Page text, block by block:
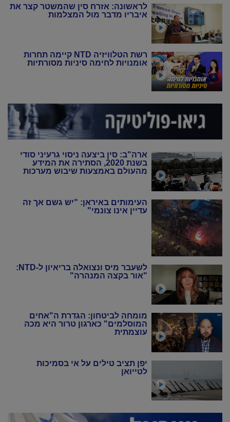
לראשונה: אזרח סין שהמשטר קצר את
איבריו מדבר מול המצלמות
רשת הטלוויזיה NTD קיימה תחרות
אומנויות לחימה סיניות מסורתיות
ארה"ב: סין ביצעה ניסוי גרעיני סודי
בשנת 2020, הסתירה את המידע
מהעולם באמצעות שיבוש מערכות
העימותים באיראן: "יש גשם אך זה
עדיין אינו צונמי"
לשעבר מיס ונצואלה בריאיון ל-NTD:
"אור בקצה המנהרה"
מומחה לביטחון: הגדרת ה"אחים
המוסלמים" כארגון טרור היא מכה
עוצמתית
יפן תציב טילים על אי בסמיכות
לטייואן